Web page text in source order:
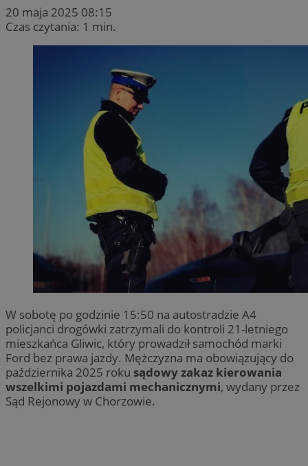
20 maja 2025 08:15
Czas czytania: 1 min.
W sobotę po godzinie 15:50 na autostradzie A4
policjanci drogówki zatrzymali do kontroli 21-letniego
mieszkańca Gliwic, który prowadził samochód marki
Ford bez prawa jazdy. Mężczyzna ma obowiązujący do
października 2025 roku sądowy zakaz kierowania
wszelkimi pojazdami mechanicznymi, wydany przez
Sąd Rejonowy w Chorzowie.